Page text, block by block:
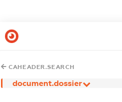
CAHEADER.SEARCH
document.dossier